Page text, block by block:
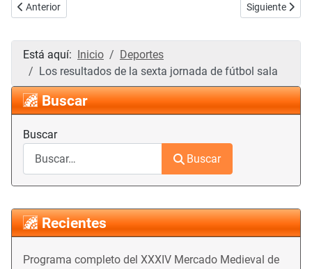
Artículo anterior: Continúa la mala racha: nueva derrota del
Anterior Artículo
Siguiente
Está aquí: Inicio
Deportes
Los resultados de la sexta jornada de fútbol sala
Buscar
Buscar
Buscar
Recientes
Programa completo del XXXIV Mercado Medieval de